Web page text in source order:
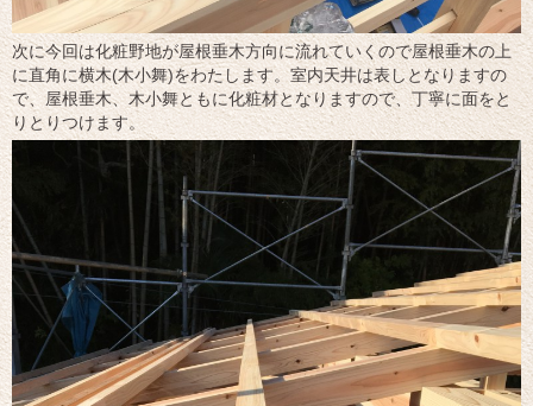
次に今回は化粧野地が屋根垂木方向に流れていくので屋根垂木の上
に直角に横木(木小舞)をわたします。室内天井は表しとなりますの
で、屋根垂木、木小舞ともに化粧材となりますので、丁寧に面をと
りとりつけます。